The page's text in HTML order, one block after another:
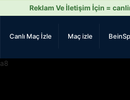
Reklam Ve İletişim İçin =
Canlı Maç İzle Maç izle